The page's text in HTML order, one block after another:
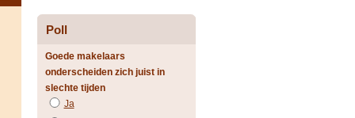
Poll
Goede makelaars
onderscheiden zich juist in
slechte tijden
Ja